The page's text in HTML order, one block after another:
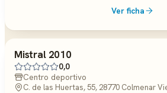
Ver ficha
Mistral 2010
0,0
Centro deportivo
C. de las Huertas, 55, 28770 Colmenar